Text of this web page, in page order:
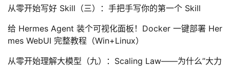
从零开始写好 Skill（三）：手把手写你的第一个 Skill
给 Hermes Agent 装个可视化面板！Docker 一键部署 Her
mes WebUI 完整教程（Win+Linux）
从零开始理解大模型（九）：Scaling Law——为什么”大力